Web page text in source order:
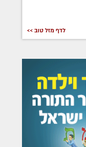
לדף מזל טוב >>